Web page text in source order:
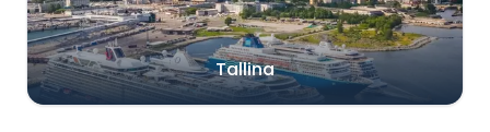
Tallina